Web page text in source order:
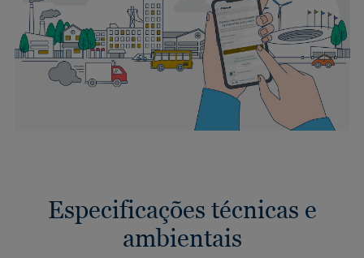
Especificações técnicas e
ambientais